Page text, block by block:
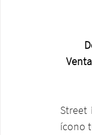
Street
ícono